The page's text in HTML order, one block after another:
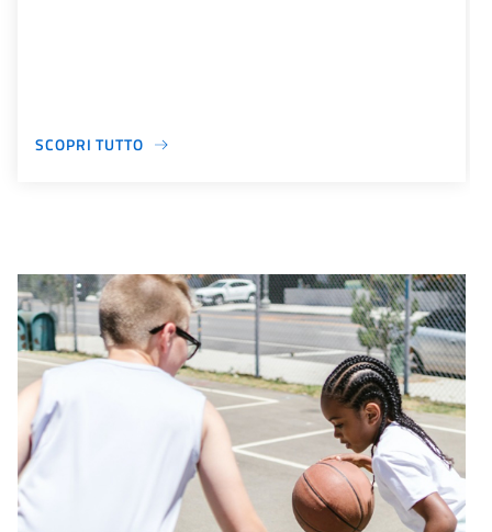
SCOPRI TUTTO